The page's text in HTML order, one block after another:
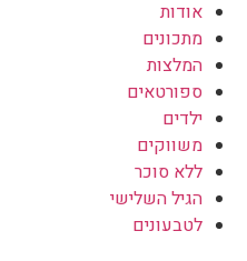
אודות
מתכונים
המלצות
ספורטאים
ילדים
משווקים
ללא סוכר
הגיל השלישי
לטבעונים